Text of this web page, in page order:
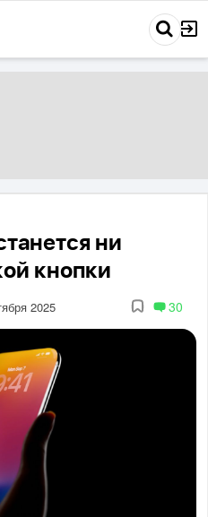
ни
кнопки
2025 30